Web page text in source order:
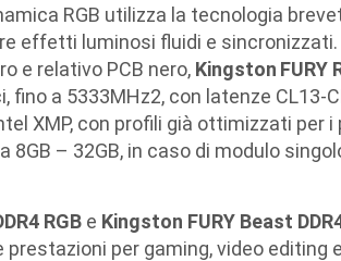
RGB utilizza la tecnologia
effetti luminosi fluidi e
e relativo PCB nero, Kingston FURY
fino a 5333MHz2, con latenze CL13-
XMP, con profili già ottimizzati per
8GB – 32GB, in caso di modulo
RGB e Kingston FURY Beast
per gaming, video editing